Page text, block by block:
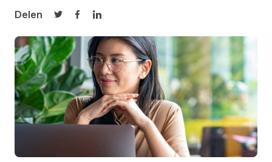
Delen
Delen op Twitter
Delen op Facebook
Delen op LinkedIn